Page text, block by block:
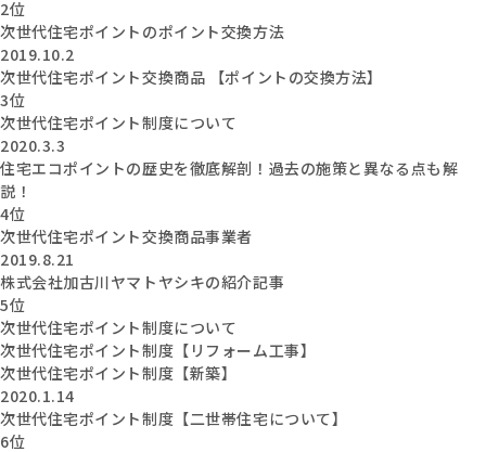
2位
次世代住宅ポイントのポイント交換方法
2019.10.2
次世代住宅ポイント交換商品 【ポイントの交換方法】
3位
次世代住宅ポイント制度について
2020.3.3
住宅エコポイントの歴史を徹底解剖！過去の施策と異なる点も解
説！
4位
次世代住宅ポイント交換商品事業者
2019.8.21
株式会社加古川ヤマトヤシキの紹介記事
5位
次世代住宅ポイント制度について
次世代住宅ポイント制度【リフォーム工事】
次世代住宅ポイント制度【新築】
2020.1.14
次世代住宅ポイント制度【二世帯住宅について】
6位